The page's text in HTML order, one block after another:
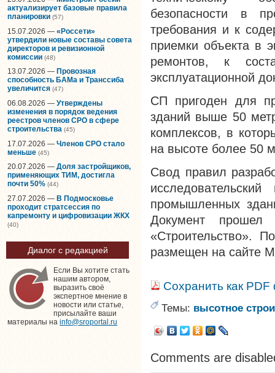
актуализирует базовые правила
планировки (57)
15.07.2026 — «Россети»
утвердили новые составы совета
директоров и ревизионной
комиссии (48)
13.07.2026 — Провозная
способность БАМа и Транссиба
увеличится (47)
06.08.2026 — Утверждены
изменения в порядок ведения
реестров членов СРО в сфере
строительства (45)
17.07.2026 — Членов СРО стало
меньше (45)
20.07.2026 — Доля застройщиков,
применяющих ТИМ, достигла
почти 50% (44)
27.07.2026 — В Подмосковье
проходит стратсессия по
капремонту и цифровизации ЖКХ
(40)
Диалог с редакцией
Если Вы хотите стать
нашим автором,
выразить своё
экспертное мнение в
новости или статье,
присылайте ваши
материалы на info@sroportal.ru
безопасности в
требования и к
приемки объекта в
ремонтов, к
эксплуатационной
СП пригоден для
зданий выше 50
комплексов, в
на высоте более 50
Свод правил
промышленных
Документ
«Строительство».
размещен на сайте
Сохранить как
Темы: высотное
Comments are